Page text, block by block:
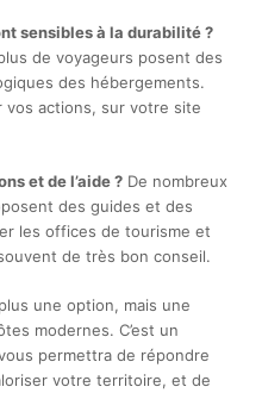
sensibles à la durabilité ?
de voyageurs posent des
des hébergements.
vos actions, sur votre site
et de l’aide ? De nombreux
des guides et des
les offices de tourisme et
de très bon conseil.
une option, mais une
modernes. C’est un
permettra de répondre
votre territoire, et de